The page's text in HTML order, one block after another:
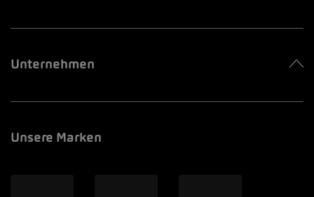
Unternehmen
Unsere Marken